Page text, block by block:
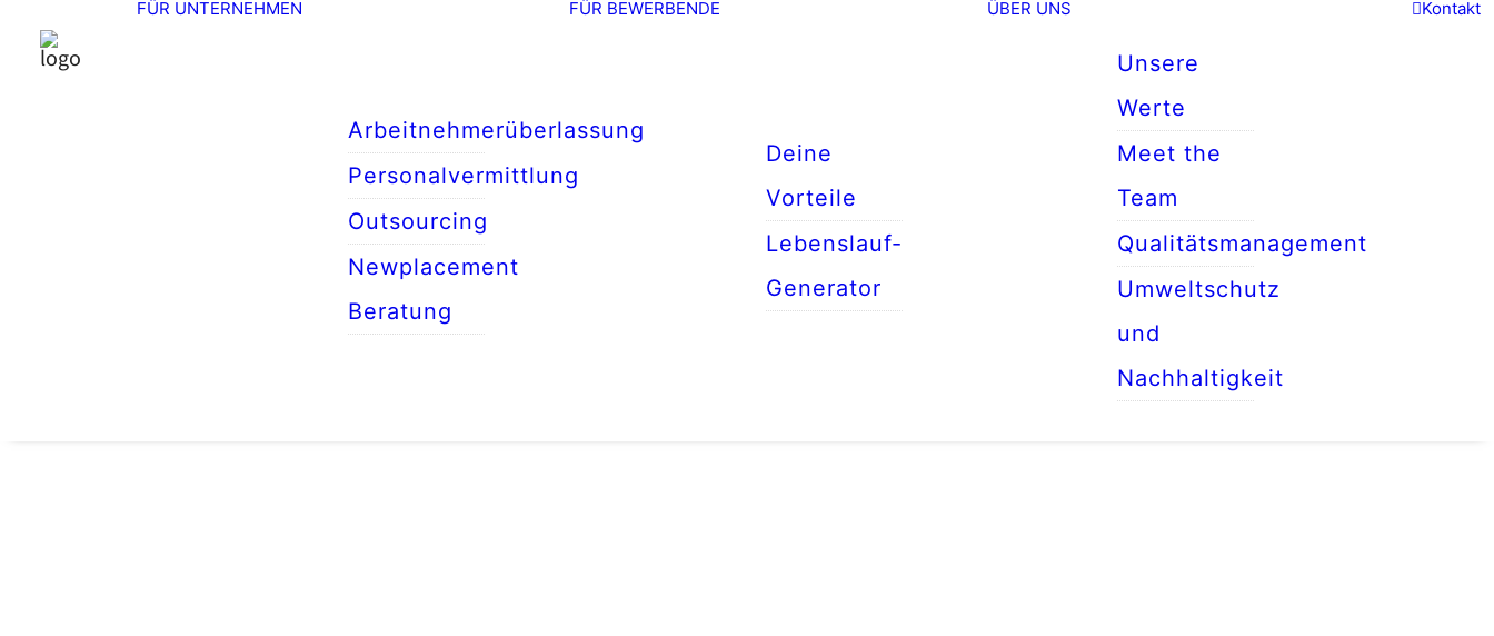
FÜR UNTERNEHMEN
Arbeitnehmerüberlassung
Personalvermittlung
Outsourcing
Newplacement
Beratung
FÜR BEWERBENDE
Deine
Vorteile
Lebenslauf-
Generator
ÜBER UNS
Unsere
Werte
Meet the
Team
Qualitätsmanagement
Umweltschutz
und
Nachhaltigkeit
Kontakt